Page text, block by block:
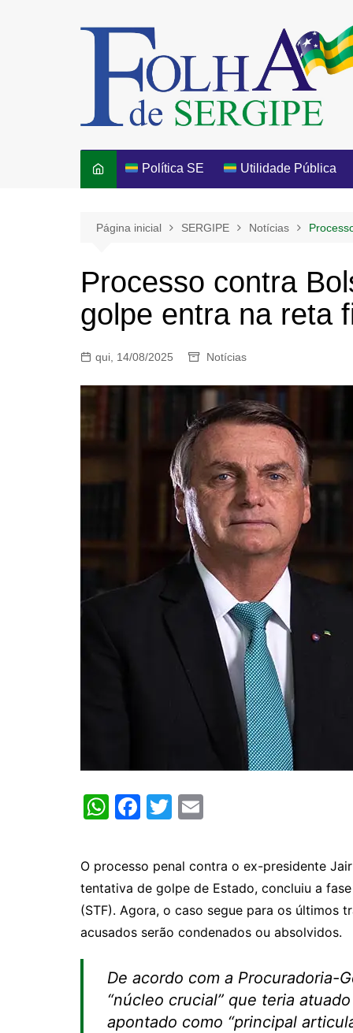
Política SE Utilidade Pública
Página inicial SERGIPE Notícias
Processo contra
golpe entra na reta
qui, 14/08/2025 Notícias
W
at
s
A
p
F
c
e
b
o
k
T
itt
er
ai
l
O processo penal contra o ex-presidente
tentativa de golpe de Estado, concluiu a
(STF). Agora, o caso segue para os últimos
acusados serão condenados ou absolvidos.
De acordo com a Procuradoria-
“núcleo crucial” que teria
apontado como “principal